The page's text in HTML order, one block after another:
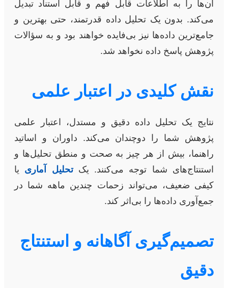
آن‌ها را به اطلاعات قابل فهم و قابل استناد تبدیل
می‌کند. بدون یک تحلیل داده قدرتمند، حتی بهترین و
جامع‌ترین داده‌ها نیز بی‌فایده خواهند بود و به سؤالات
پژوهش پاسخ داده نخواهد شد.
نقش کلیدی در اعتبار علمی
نتایج یک تحلیل داده دقیق و مستدل، اعتبار علمی
پژوهش شما را دوچندان می‌کند. داوران و اساتید
راهنما، بیش از هر چیز به صحت و منطق تحلیل‌ها و
استنتاج‌های شما توجه می‌کنند. یکتحلیل آماری یا
کیفی ضعیف، می‌تواند زحمات چندین ماهه شما در
جمع‌آوری داده‌ها را بی‌اثر کند.
تصمیم‌گیری آگاهانه و استنتاج
دقیق